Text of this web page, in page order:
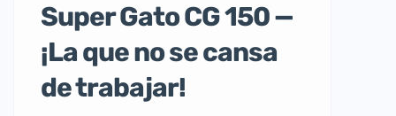
Super Gato CG 150 —
¡La que no se cansa
de trabajar!